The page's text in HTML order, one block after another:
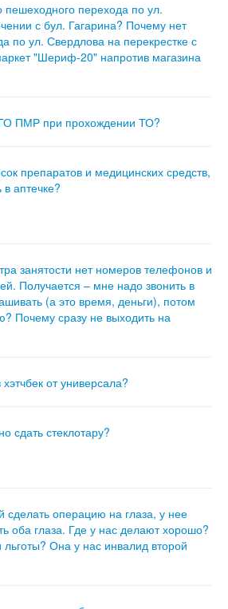
пешеходного перехода по ул.
с бул. Гагарина? Почему нет
по ул. Свердлова на перекрестке с
"Шериф-20" напротив магазина
ПМР при прохождении ТО?
препаратов и медицинских средств,
в аптечке?
занятости нет номеров телефонов и
Получается – мне надо звонить в
(а это время, деньги), потом
Почему сразу не выходить на
от универсала?
сдать стеклотару?
сделать операцию на глаза, у нее
оба глаза. Где у нас делают хорошо?
Она у нас инвалид второй